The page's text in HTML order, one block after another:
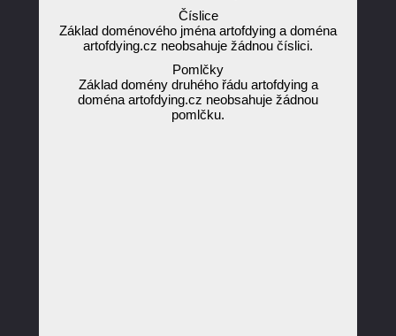
Číslice
Základ doménového jména artofdying a doména
artofdying.cz neobsahuje žádnou číslici.
Pomlčky
Základ domény druhého řádu artofdying a
doména artofdying.cz neobsahuje žádnou
pomlčku.